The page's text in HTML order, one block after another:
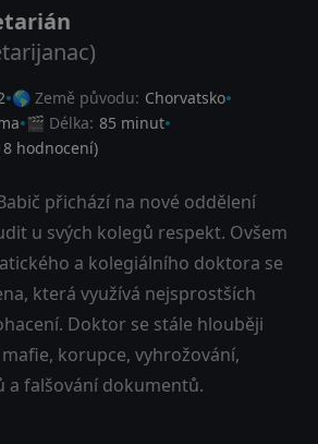
🌎 Země původu: Chorvatsko
🎬 Délka: 85 minut
hodnocení)
přichází na nové oddělení
u svých kolegů respekt. Ovšem
a kolegiálního doktora se
která využívá nejsprostších
Doktor se stále hlouběji
korupce, vyhrožování,
a falšování dokumentů.